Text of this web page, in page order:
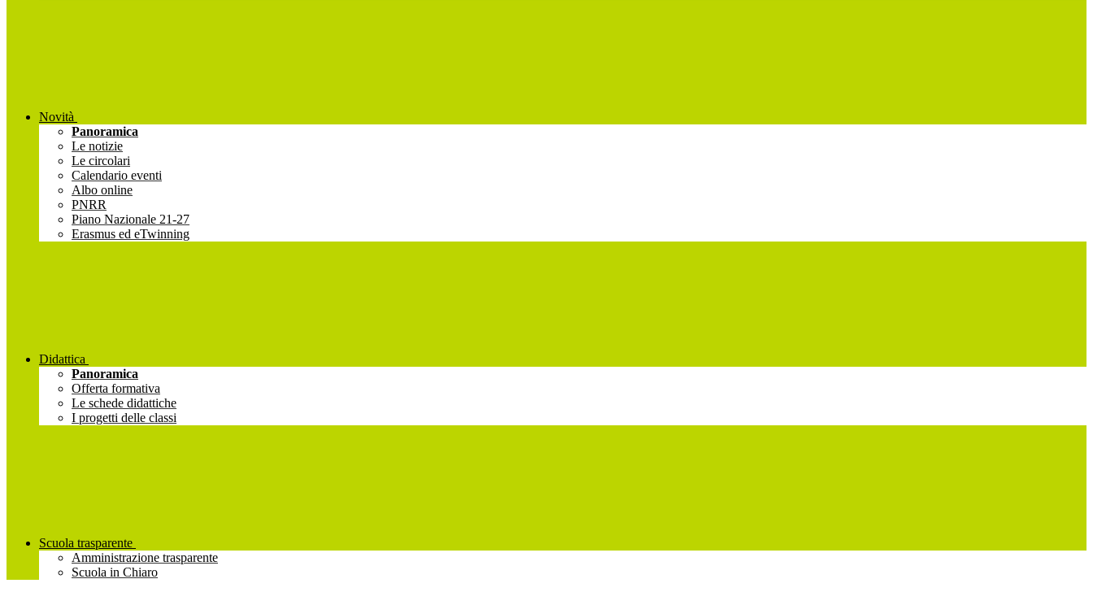
Novità
Panoramica
Le notizie
Le circolari
Calendario eventi
Albo online
PNRR
Piano Nazionale 21-27
Erasmus ed eTwinning
Didattica
Panoramica
Offerta formativa
Le schede didattiche
I progetti delle classi
Scuola trasparente
Amministrazione trasparente
Scuola in Chiaro